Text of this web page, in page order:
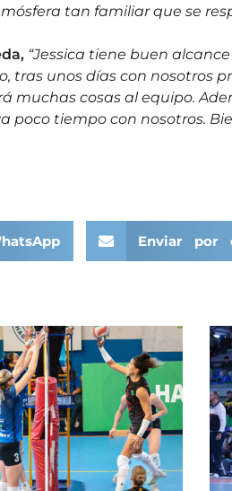
tan familiar que se
“Jessica tiene buen
tras unos días con nosotros
muchas cosas al equipo.
tiempo con nosotros.
Enviar por